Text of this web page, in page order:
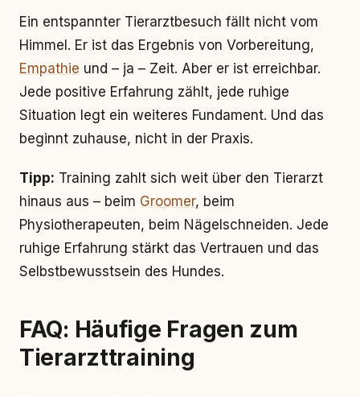
Ein entspannter Tierarztbesuch fällt nicht vom
Himmel. Er ist das Ergebnis von Vorbereitung,
Empathie und – ja – Zeit. Aber er ist erreichbar.
Jede positive Erfahrung zählt, jede ruhige
Situation legt ein weiteres Fundament. Und das
beginnt zuhause, nicht in der Praxis.
Tipp: Training zahlt sich weit über den Tierarzt
hinaus aus – beim Groomer, beim
Physiotherapeuten, beim Nägelschneiden. Jede
ruhige Erfahrung stärkt das Vertrauen und das
Selbstbewusstsein des Hundes.
FAQ: Häufige Fragen zum
Tierarzttraining